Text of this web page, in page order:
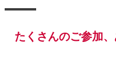
たくさんのご参加